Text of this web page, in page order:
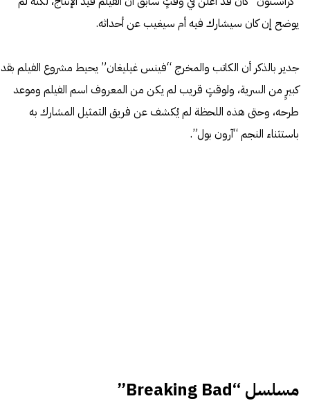
يوضح إن كان سيشارك فيه أم سيغيب عن أحداثه.
جدير بالذكر أن الكاتب والمخرج “فينس غيليغان” يحيط مشروع الفيلم
كبيرٍ من السرية، ولوقتٍ قريب لم يكن من المعروف اسم الفيلم وموعد
طرحه، وحتى هذه اللحظة لم يُكشف عن فريق التمثيل المشارك به
باستثناء النجم “آرون بول”.
مسلسل “Breaking Bad”